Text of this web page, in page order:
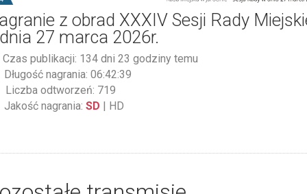
z obrad XXXIV Sesji Rady
27 marca 2026r.
Czas publikacji: 134 dni 23 godziny temu
Długość nagrania: 06:42:39
Liczba odtworzeń: 719
Jakość nagrania: SD | HD